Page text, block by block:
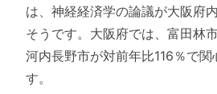
は、神経経済学の論議が大阪府
そうです。大阪府では、富田林
河内長野市が対前年比116％で関
す。